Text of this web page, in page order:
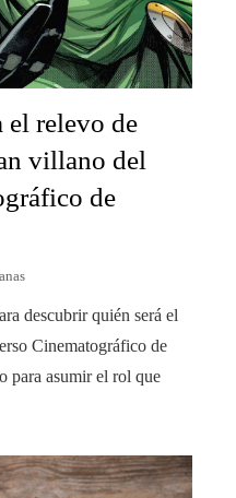
relevo de
villano del
de
descubrir quién será el
Cinematográfico de
para asumir el rol que